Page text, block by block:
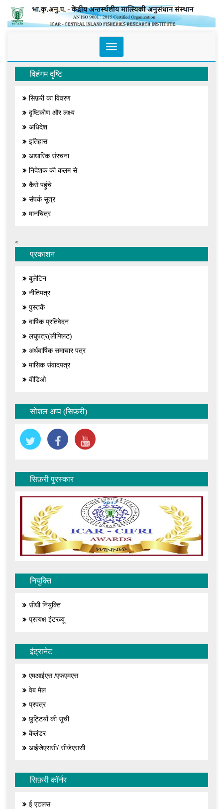
Toggle
navigation
विहंगम दृष्टि
सिफ़री का विवरण
दृष्टिकोण और लक्ष्य
अधिदेश
इतिहास
आधारिक संरचना
निदेशक की कलम से
कैसे पहुंचे
संपर्क सूत्र
मानचित्र
<
प्रकाशन
बुलेटिन
नीतिपत्र
पुस्तकें
वार्षिक प्रतिवेदन
लघुपत्र(लीफ्लिट)
अर्धवार्षिक समाचार पत्र
मासिक संवादपत्र
वीडिओ
सोशल अप्प (सिफ़री)
सिफ़री पुरस्कार
नियुक्ति
सीधी नियुक्ति
प्रत्यक्ष इंटरव्यू
इंट्रानेट
एमआईएस /एफएमएस
वेब मेल
प्रपत्र
छुट्टियों की सूची
कैलंडर
आईजेएससी/ सीजेएससी
सिफ़री कॉर्नर
ई एटलस